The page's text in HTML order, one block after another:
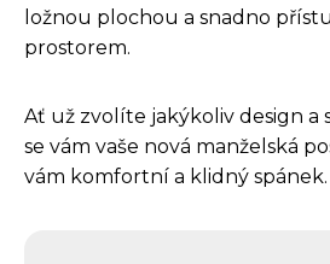
ložnou plochou a snadno
prostorem.
Ať už zvolíte jakýkoliv design a
se vám vaše nová manželská
vám komfortní a klidný spánek.